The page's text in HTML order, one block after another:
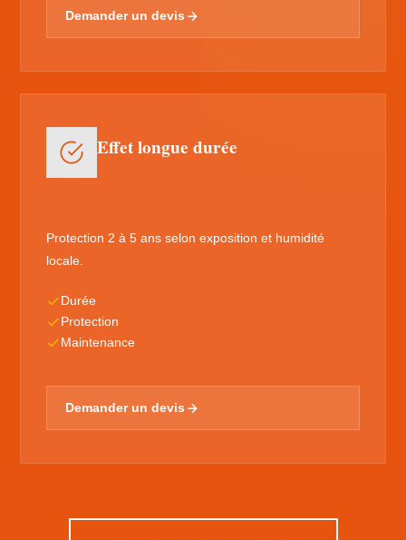
Demander un devis
Effet longue durée
Protection 2 à 5 ans selon exposition et humidité
locale.
Durée
Protection
Maintenance
Demander un devis